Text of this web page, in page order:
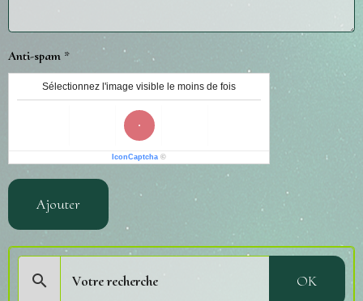
Anti-spam
Sélectionnez l'image visible le moins de fois
IconCaptcha ©
Ajouter
OK